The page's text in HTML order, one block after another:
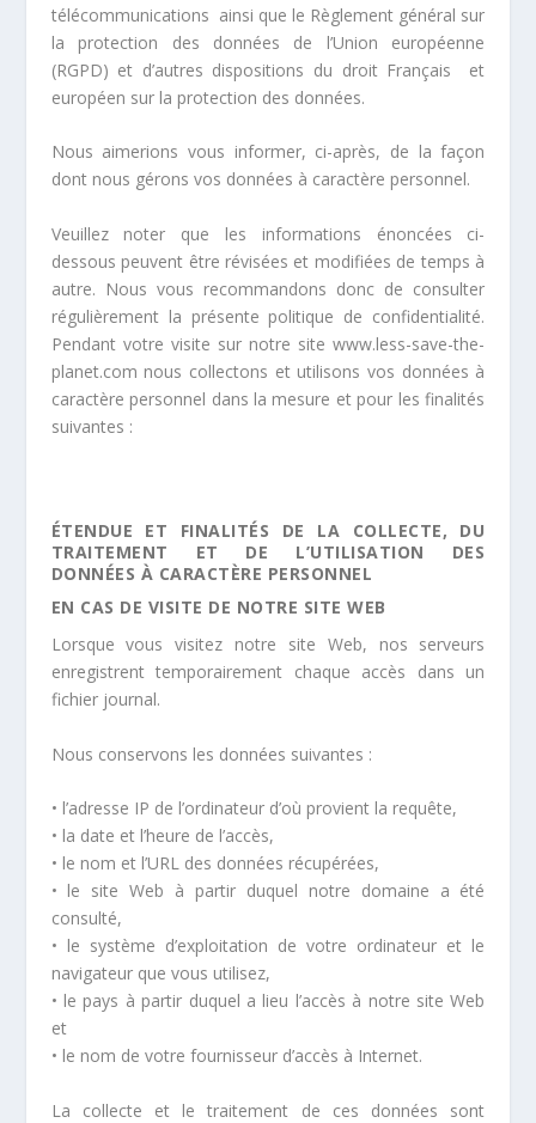
télécommunications ainsi que le Règlement général sur
la protection des données de l’Union européenne
(RGPD) et d’autres dispositions du droit Français
et
européen sur la protection des données.
Nous aimerions vous informer, ci-après, de la façon
dont nous gérons vos données à caractère personnel.
Veuillez noter que les informations énoncées ci-
dessous peuvent être révisées et modifiées de temps à
autre. Nous vous recommandons donc de consulter
régulièrement la présente politique de confidentialité.
Pendant votre visite sur notre site www.less-save-the-
planet.com nous collectons et utilisons vos données à
caractère personnel dans la mesure et pour les finalités
suivantes :
ÉTENDUE ET FINALITÉS DE LA COLLECTE, DU
TRAITEMENT ET DE L’UTILISATION DES
DONNÉES À CARACTÈRE PERSONNEL
EN CAS DE VISITE DE NOTRE SITE WEB
Lorsque vous visitez notre site Web, nos serveurs
enregistrent temporairement chaque accès dans un
fichier journal.
Nous conservons les données suivantes :
• l’adresse IP de l’ordinateur d’où provient la requête,
• la date et l’heure de l’accès,
• le nom et l’URL des données récupérées,
• le site Web à partir duquel notre domaine a été
consulté,
• le système d’exploitation de votre ordinateur et le
navigateur que vous utilisez,
• le pays à partir duquel a lieu l’accès à notre site Web
et
• le nom de votre fournisseur d’accès à Internet.
La collecte et le traitement de ces données sont